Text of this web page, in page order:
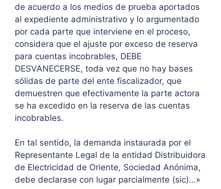
de acuerdo a los medios de prueba aportados
al expediente administrativo y lo argumentado
por cada parte que interviene en el proceso,
considera que el ajuste por exceso de reserva
para cuentas incobrables, DEBE
DESVANECERSE, toda vez que no hay bases
sólidas de parte del ente fiscalizador, que
demuestren que efectivamente la parte actora
se ha excedido en la reserva de las cuentas
incobrables.
En tal sentido, la demanda instaurada por el
Representante Legal de la entidad Distribuidora
de Electricidad de Oriente, Sociedad Anónima,
debe declarase con lugar parcialmente (sic)…»